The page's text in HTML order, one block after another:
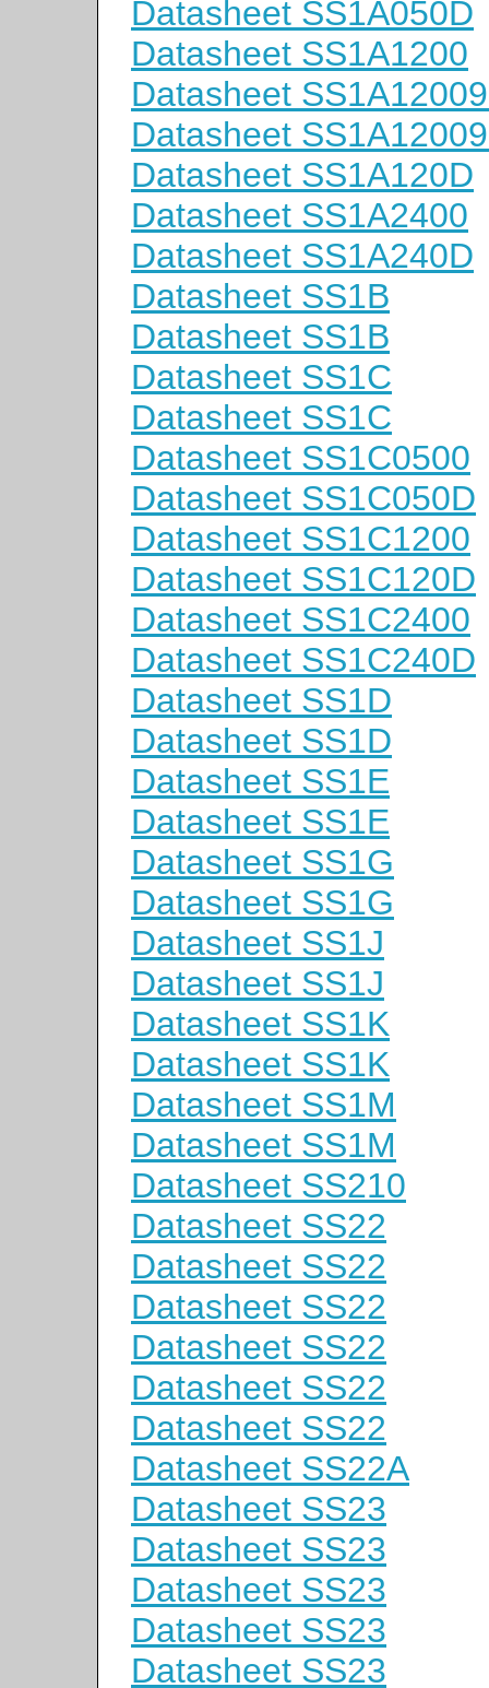
Datasheet SS1A050D
Datasheet SS1A1200
Datasheet
Datasheet
Datasheet SS1A120D
Datasheet SS1A2400
Datasheet SS1A240D
Datasheet SS1B
Datasheet SS1B
Datasheet SS1C
Datasheet SS1C
Datasheet SS1C0500
Datasheet SS1C050D
Datasheet SS1C1200
Datasheet SS1C120D
Datasheet SS1C2400
Datasheet SS1C240D
Datasheet SS1D
Datasheet SS1D
Datasheet SS1E
Datasheet SS1E
Datasheet SS1G
Datasheet SS1G
Datasheet SS1J
Datasheet SS1J
Datasheet SS1K
Datasheet SS1K
Datasheet SS1M
Datasheet SS1M
Datasheet SS210
Datasheet SS22
Datasheet SS22
Datasheet SS22
Datasheet SS22
Datasheet SS22
Datasheet SS22
Datasheet SS22A
Datasheet SS23
Datasheet SS23
Datasheet SS23
Datasheet SS23
Datasheet SS23